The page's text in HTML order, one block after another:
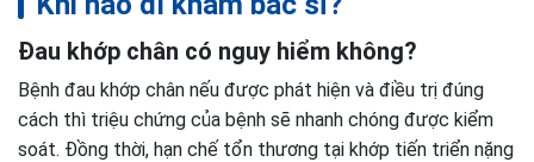
Đau khớp chân có nguy hiểm không?
Bệnh đau khớp chân nếu được phát hiện và điều trị đúng
cách thì triệu chứng của bệnh sẽ nhanh chóng được kiểm
soát. Đồng thời, hạn chế tổn thương tại khớp tiến triển nặng